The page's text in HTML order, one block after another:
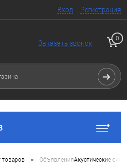
Вход Регистрация
Заказать звонок
0
товаров • ОбъявленияАкустические